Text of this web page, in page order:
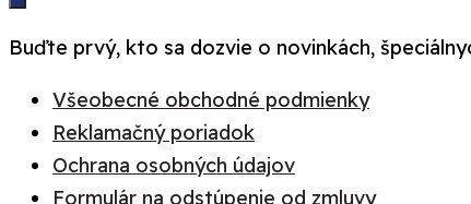
Buďte prvý, kto sa dozvie o novinkách,
Všeobecné obchodné podmienky
Reklamačný poriadok
Ochrana osobných údajov
Formulár na odstúpenie od zmluvy